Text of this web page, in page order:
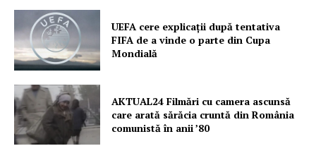
UEFA cere explicații după tentativa
FIFA de a vinde o parte din Cupa
Mondială
AKTUAL24 Filmări cu camera ascunsă
care arată sărăcia cruntă din România
comunistă în anii ’80